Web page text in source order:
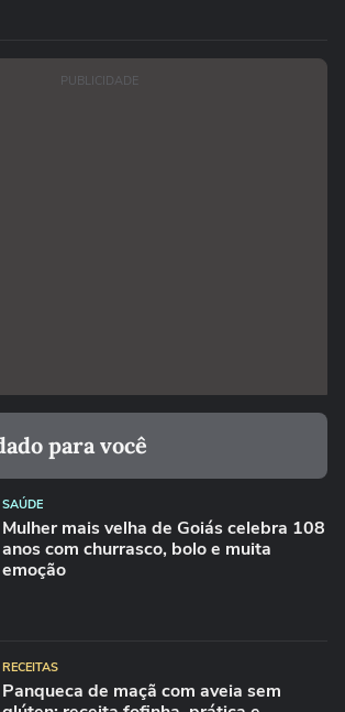
PUBLICIDADE
para você
SAÚDE
Mulher mais velha de Goiás celebra 108
anos com churrasco, bolo e muita
emoção
RECEITAS
Panqueca de maçã com aveia sem